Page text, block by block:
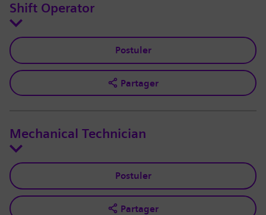
Shift Operator
Postuler
Partager
Mechanical Technician
Postuler
Partager